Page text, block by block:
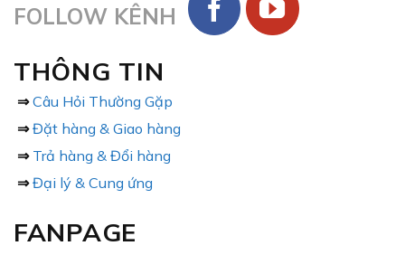
FOLLOW KÊNH
THÔNG TIN
⇒ Câu Hỏi Thường Gặp
⇒ Đặt hàng & Giao hàng
⇒ Trả hàng & Đổi hàng
⇒ Đại lý & Cung ứng
FANPAGE